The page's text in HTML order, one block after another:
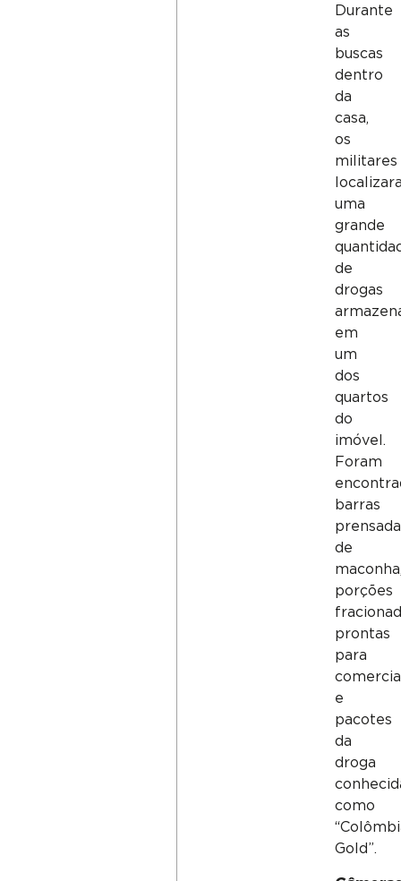
Durante
as
buscas
dentro
da
casa,
os
militares
uma
grande
de
drogas
em
um
dos
quartos
do
imóvel.
Foram
barras
de
porções
prontas
para
e
pacotes
da
droga
como
Gold”.